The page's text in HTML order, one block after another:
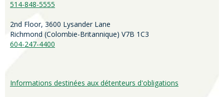
514-848-5555
2nd Floor, 3600 Lysander Lane
Richmond (Colombie-Britannique) V7B 1C3
604-247-4400
Informations destinées aux détenteurs d'obligations